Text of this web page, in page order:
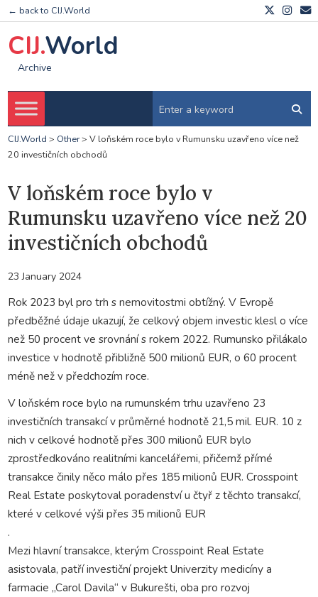
← back to CIJ.World
CIJ.World
Archive
CIJ.World > Other> V loňském roce bylo v Rumunsku uzavřeno více než
20 investičních obchodů
V loňském roce bylo v
Rumunsku uzavřeno více než 20
investičních obchodů
23 January 2024
Rok 2023 byl pro trh s nemovitostmi obtížný. V Evropě
předběžné údaje ukazují, že celkový objem investic klesl o více
než 50 procent ve srovnání s rokem 2022. Rumunsko přilákalo
investice v hodnotě přibližně 500 milionů EUR, o 60 procent
méně než v předchozím roce.
V loňském roce bylo na rumunském trhu uzavřeno 23
investičních transakcí v průměrné hodnotě 21,5 mil. EUR. 10 z
nich v celkové hodnotě přes 300 milionů EUR bylo
zprostředkováno realitními kancelářemi, přičemž přímé
transakce činily něco málo přes 185 milionů EUR. Crosspoint
Real Estate poskytoval poradenství u čtyř z těchto transakcí,
které v celkové výši přes 35 milionů EUR
.
Mezi hlavní transakce, kterým Crosspoint Real Estate
asistovala, patří investiční projekt Univerzity medicíny a
farmacie „Carol Davila“ v Bukurešti, oba pro rozvoj